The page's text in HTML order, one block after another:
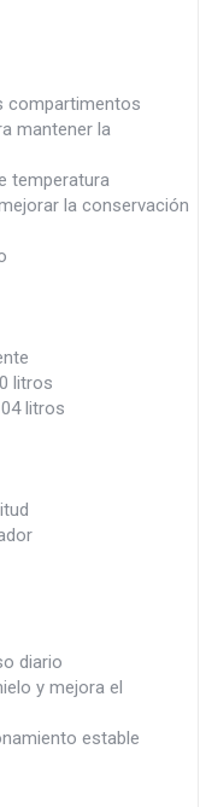
compartimentos
mantener la
temperatura
la conservación
litros
litros
diario
y mejora el
estable